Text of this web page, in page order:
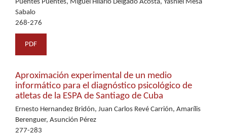
Puentes Puentes, Miguel Hilario Delgado Acosta, Yasniel Mesa
Sabalo
268-276
PDF
Aproximación experimental de un medio
informático para el diagnóstico psicológico de
atletas de la ESPA de Santiago de Cuba
Ernesto Hernandez Bridón, Juan Carlos Revé Carrión, Amarílis
Berenguer, Asunción Pérez
277-283